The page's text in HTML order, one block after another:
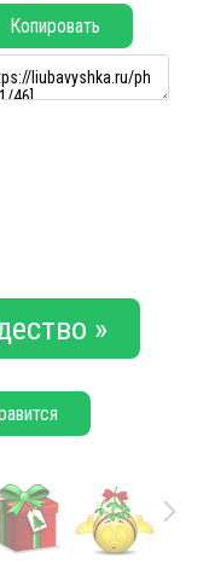
Копировать
»